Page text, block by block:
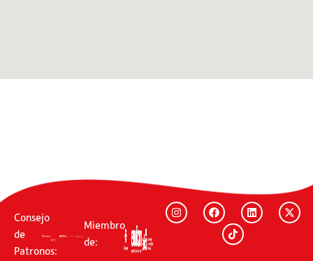
Consejo
de
Patronos:
Miembro
de: